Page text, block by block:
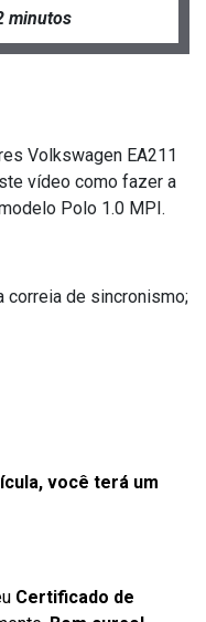
minutos
Volkswagen EA211
vídeo como fazer a
Polo 1.0 MPI.
correia de sincronismo;
você terá um
Certificado de